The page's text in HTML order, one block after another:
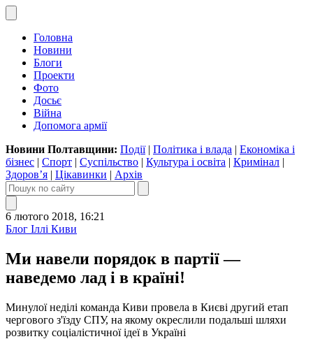
Головна
Новини
Блоги
Проекти
Фото
Досьє
Війна
Допомога армії
Новини Полтавщини: Події| Політика і влада | Економіка і
бізнес | Спорт | Суспільство | Культура і освіта | Кримінал |
Здоров’я | Цікавинки | Архів
6 лютого 2018, 16:21
Блог Іллі Киви
Ми навели порядок в партії —
наведемо лад і в країні!
Минулої неділі команда Киви провела в Києві другий етап
чергового з'їзду СПУ, на якому окреслили подальші шляхи
розвитку соціалістичної ідеї в Україні